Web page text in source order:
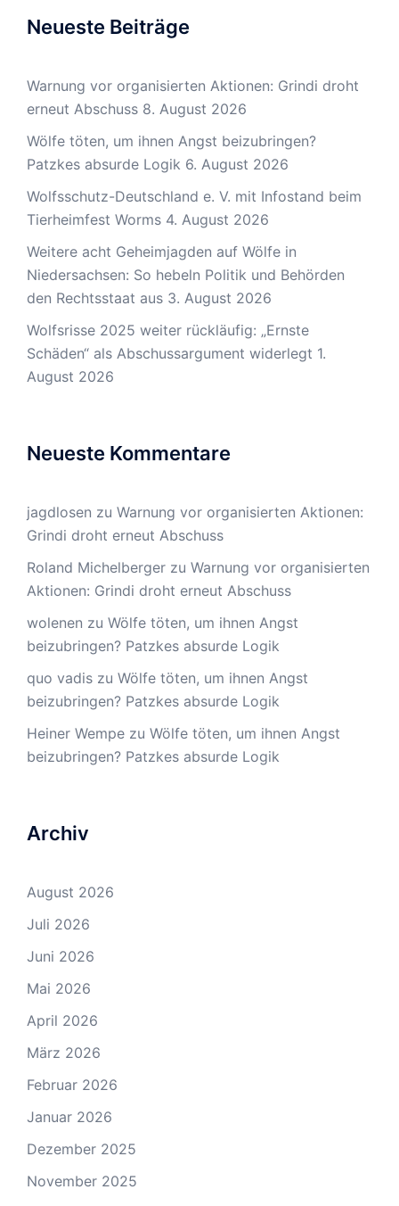
Neueste Beiträge
Warnung vor organisierten Aktionen: Grindi droht
erneut Abschuss 8. August 2026
Wölfe töten, um ihnen Angst beizubringen?
Patzkes absurde Logik 6. August 2026
Wolfsschutz-Deutschland e. V. mit Infostand beim
Tierheimfest Worms 4. August 2026
Weitere acht Geheimjagden auf Wölfe in
Niedersachsen: So hebeln Politik und Behörden
den Rechtsstaat aus 3. August 2026
Wolfsrisse 2025 weiter rückläufig: „Ernste
Schäden“ als Abschussargument widerlegt 1.
August 2026
Neueste Kommentare
jagdlosen zu Warnung vor organisierten Aktionen:
Grindi droht erneut Abschuss
Roland Michelberger zu Warnung vor organisierten
Aktionen: Grindi droht erneut Abschuss
wolenen zu Wölfe töten, um ihnen Angst
beizubringen? Patzkes absurde Logik
quo vadis zu Wölfe töten, um ihnen Angst
beizubringen? Patzkes absurde Logik
Heiner Wempe zu Wölfe töten, um ihnen Angst
beizubringen? Patzkes absurde Logik
Archiv
August 2026
Juli 2026
Juni 2026
Mai 2026
April 2026
März 2026
Februar 2026
Januar 2026
Dezember 2025
November 2025